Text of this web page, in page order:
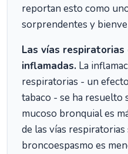
reportan esto como
sorprendentes y
Las vías respiratorias
inflamadas. La
respiratorias - un
tabaco - se ha resuelto
mucoso bronquial es
de las vías
broncoespasmo es